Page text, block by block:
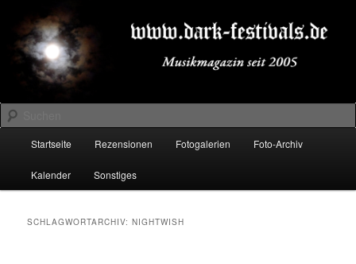
primären
Inhalt
springen
sekundären
Inhalt
springenDARK-FESTIVALS.DE
Suchen
Startseite Rezensionen Fotogalerien Foto-Archiv
Kalender Sonstiges
SCHLAGWORTARCHIV:NIGHTWISH